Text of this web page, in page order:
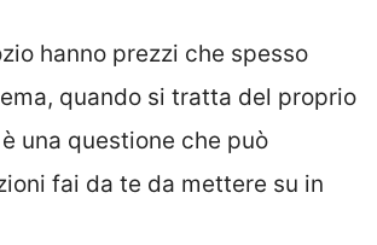
hanno prezzi che spesso
quando si tratta del proprio
una questione che può
fai da te da mettere su in